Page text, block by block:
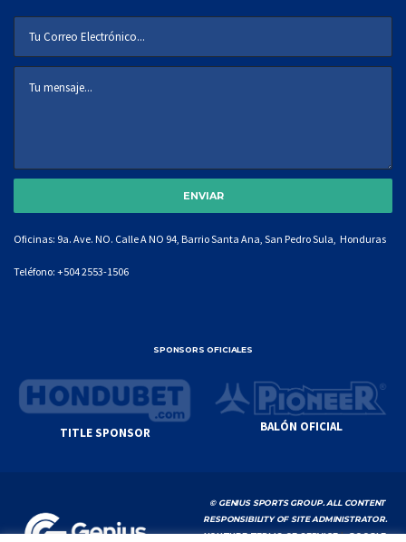
Oficinas: 9a. Ave. NO. Calle A NO 94, Barrio Santa Ana, San Pedro Sula, Honduras
Teléfono: +504 2553-1506
SPONSORS OFICIALES
TITLE SPONSOR BALÓN OFICIAL
© GENIUS SPORTS GROUP. ALL CONTENT
RESPONSIBILITY OF SITE ADMINISTRATOR.
YOUTUBE TERMS OF SERVICE|GOOGLE